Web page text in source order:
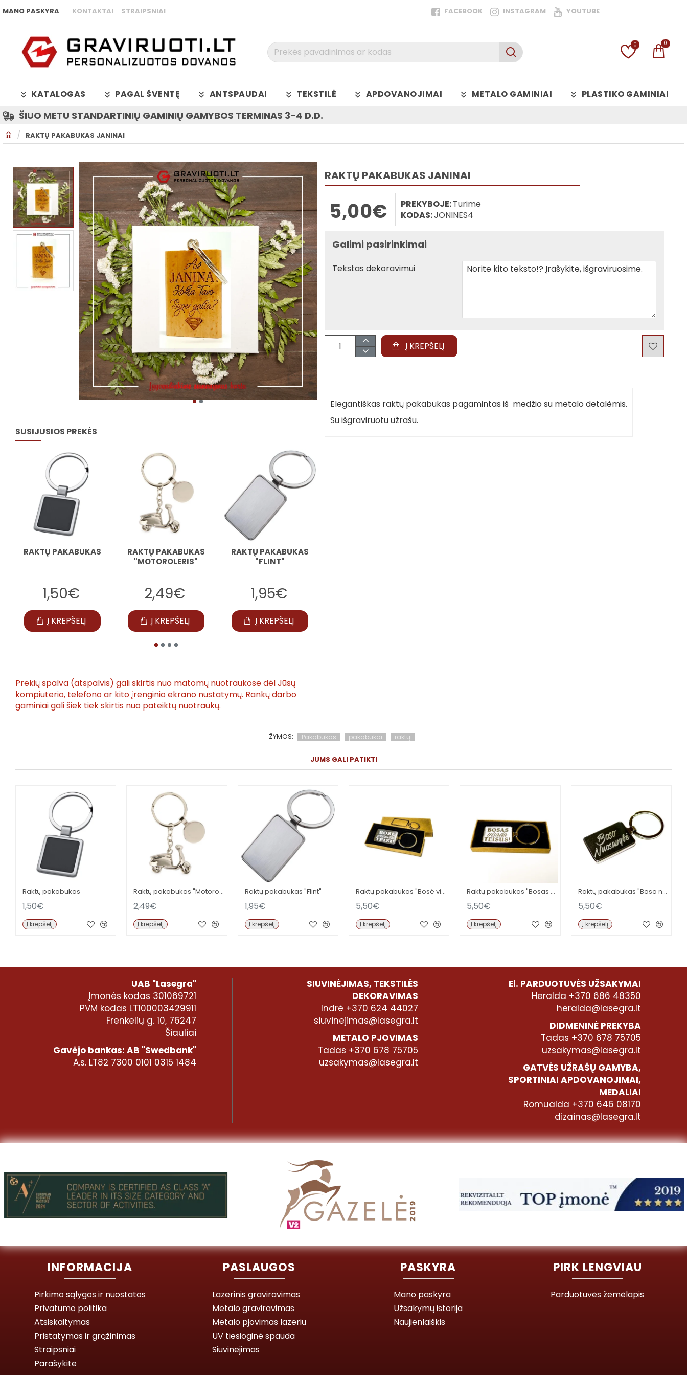
MANO PASKYRA KONTAKTAI STRAIPSNIAI FACEBOOK INSTAGRAM YOUTUBE
Prekės
kodas
0 0
KATALOGAS PAGAL ŠVENTĘ ANTSPAUDAI TEKSTILĖ APDOVANOJIMAI METALO GAMINIAI PLASTIKO GAMINIAI
O
RAKTŲ PAKABUKAS JANINAI
ŠIUO METU STANDARTINIŲ GAMINIŲ GAMYBOS TERMINAS 3-4 D.D.
SUSIJUSIOS PREKĖS
RAKTŲ PAKABUKAS
1,50€
Į KREPŠELĮ
RAKTŲ PAKABUKAS
"MOTOROLERIS"
2,49€
Į KREPŠELĮ
RAKTŲ PAKABUKAS
"FLINT"
1,95€
Į KREPŠELĮ
Prekių spalva (atspalvis) gali skirtis nuo matomų nuotraukose dėl Jūsų
kompiuterio, telefono ar kito įrenginio ekrano nustatymų. Rankų darbo
gaminiai gali šiek tiek skirtis nuo pateiktų nuotraukų.
RAKTŲ PAKABUKAS JANINAI
5,00€ PREKYBOJE:Turime
KODAS:JONINES4
Galimi pasirinkimai
Tekstas dekoravimui
Į KREPŠELĮ
Elegantiškas raktų pakabukas pagamintas iš medžio su metalo detalėmis.
Su išgraviruotu užrašu.
ŽYMOS: Pakabukas pakabukai raktų
JUMS GALI PATIKTI
Raktų pakabukas
1,50€
Į krepšelį
Raktų pakabukas "Motoroleris"
2,49€
Į krepšelį
Raktų pakabukas "Flint"
1,95€
Į krepšelį
Raktų pakabukas "Bosė visada teisi"
5,50€
Į krepšelį
Raktų pakabukas "Bosas visada teisus"
5,50€
Į krepšelį
Raktų pakabukas "Boso nuosavybė"
5,50€
Į krepšelį
UAB "Lasegra"
Įmonės kodas 301069721
PVM kodas LT100003429911
Frenkelių g. 10, 76247
Šiauliai
Gavėjo bankas: AB "Swedbank"
A.s. LT82 7300 0101 0315 1484
SIUVINĖJIMAS, TEKSTILĖS
DEKORAVIMAS
Indrė +370 624 44027
siuvinejimas@lasegra.lt
METALO PJOVIMAS
Tadas +370 678 75705
uzsakymas@lasegra.lt
El. PARDUOTUVĖS UŽSAKYMAI
Heralda +370 686 48350
heralda@lasegra.lt
DIDMENINĖ PREKYBA
Tadas +370 678 75705
uzsakymas@lasegra.lt
GATVĖS UŽRAŠŲ GAMYBA,
SPORTINIAI APDOVANOJIMAI,
MEDALIAI
Romualda +370 646 08170
dizainas@lasegra.lt
INFORMACIJA
Pirkimo sąlygos ir nuostatos
Privatumo politika
Atsiskaitymas
Pristatymas ir grąžinimas
Straipsniai
Parašykite
PASLAUGOS
Lazerinis graviravimas
Metalo graviravimas
Metalo pjovimas lazeriu
UV tiesioginė spauda
Siuvinėjimas
PASKYRA
Mano paskyra
Užsakymų istorija
Naujienlaiškis
PIRK LENGVIAU
Parduotuvės žemėlapis